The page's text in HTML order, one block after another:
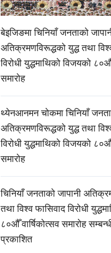
बेइजिङमा चिनियाँ जनताको
अतिक्रमणविरूद्धको युद्ध तथा
विरोधी युद्धमाथिको विजयको
समारोह
थ्येनआनमन चोकमा चिनियाँ
अतिक्रमणविरूद्धको युद्ध तथा
विरोधी युद्धमाथिको विजयको
समारोह
चिनियाँ जनताको जापानी
तथा विश्व फासिवाद विरोधी
८०औँ वार्षिकोत्सव समारोह
प्रकाशित